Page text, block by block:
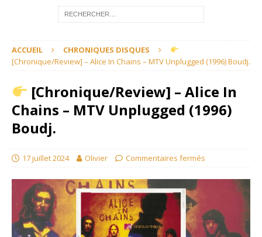
ACCUEIL
CHRONIQUES DISQUES
[Chronique/Review] – Alice In Chains – MTV Unplugged (1996) Boudj.
[Chronique/Review] – Alice In
Chains – MTV Unplugged (1996)
Boudj.
17 juillet 2024 Olivier Commentaires fermés